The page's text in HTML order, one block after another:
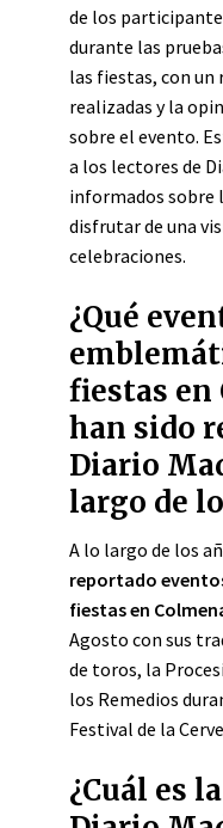
de los
durante las
las fiestas, con un
realizadas y la
sobre el evento.
a los lectores de
informados sobre
disfrutar de una
celebraciones.
¿Qué
fiestas en
han sido
Diario
largo de
A lo largo de los
reportado
fiestas en
Agosto con sus
de toros, la
los Remedios
Festival de la
¿Cuál es